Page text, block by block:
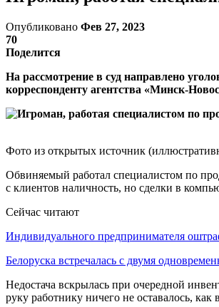
Опубликовано Фев 27, 2023
70
Поделится
На рассмотрение в суд направлено
корреспонденту агентства «Минск-
Фото из открытых источник
Обвиняемый работал специалистом по
с клиентов наличность, но сделки в
Сейчас читают
Индивидуального предпринимателя
Белоруска встречалась с двумя
Недостача вскрылась при очередной
руку работнику ничего не оставалось,